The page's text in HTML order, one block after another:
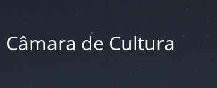
Câmara de Cultura